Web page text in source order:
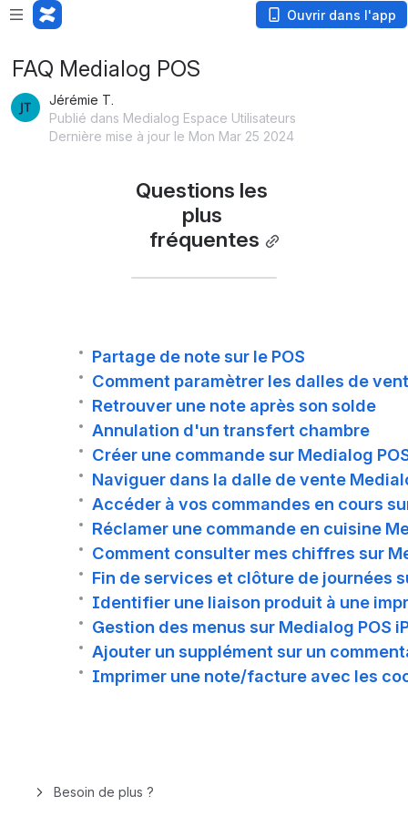
Loading app... Ouvrir dans l'app
FAQ Medialog POS
Jérémie T.
Publié dans Medialog Espace Utilisateurs
Dernière mise à jour le Mon Mar 25 2024
Questions les
plus
fréquentes
Partage de note sur le POS
Comment paramètrer les dalles de
Retrouver une note après son solde
Annulation d'un transfert chambre
Créer une commande sur Medialog
Naviguer dans la dalle de vente
Accéder à vos commandes en cours
Réclamer une commande en cuisine
Comment consulter mes chiffres sur
Fin de services et clôture de journées
Identifier une liaison produit à une
Gestion des menus sur Medialog POS
Ajouter un supplément sur un
Imprimer une note/facture avec les
Besoin de plus ?